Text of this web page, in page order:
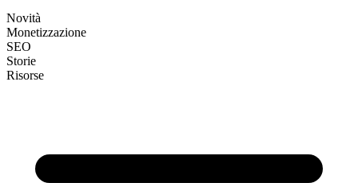
Novità
Monetizzazione
SEO
Storie
Risorse